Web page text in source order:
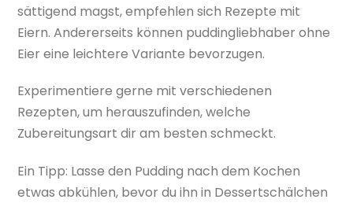
sättigend magst, empfehlen sich Rezepte mit
Eiern. Andererseits können puddingliebhaber ohne
Eier eine leichtere Variante bevorzugen.
Experimentiere gerne mit verschiedenen
Rezepten, um herauszufinden, welche
Zubereitungsart dir am besten schmeckt.
Ein Tipp: Lasse den Pudding nach dem Kochen
etwas abkühlen, bevor du ihn in Dessertschälchen